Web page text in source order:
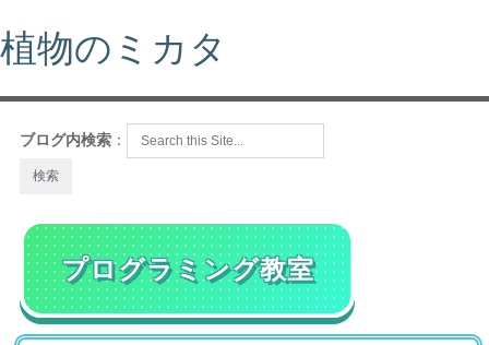
植物のミカタ
ブログ内検索 ：
プログラミング教室